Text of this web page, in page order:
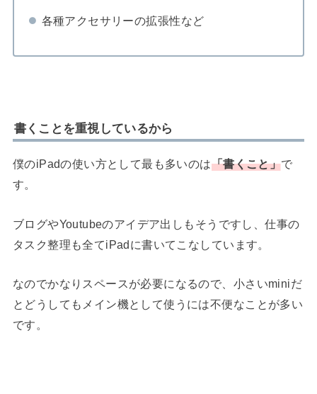
各種アクセサリーの拡張性など
書くことを重視しているから
僕のiPadの使い方として最も多いのは「書くこと」で
す。
ブログやYoutubeのアイデア出しもそうですし、仕事の
タスク整理も全てiPadに書いてこなしています。
なのでかなりスペースが必要になるので、小さいminiだ
とどうしてもメイン機として使うには不便なことが多い
です。